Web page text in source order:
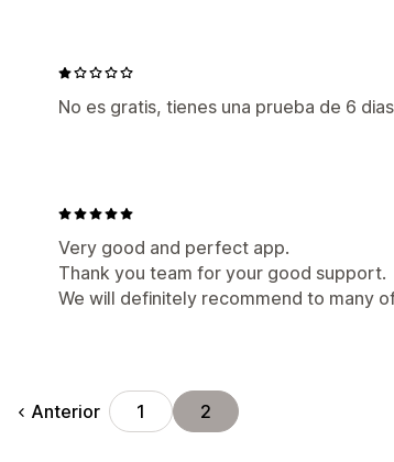
No es gratis, tienes una prueba de 6
Very good and perfect app.
Thank you team for your good support.
We will definitely recommend to many
Anterior 1 2